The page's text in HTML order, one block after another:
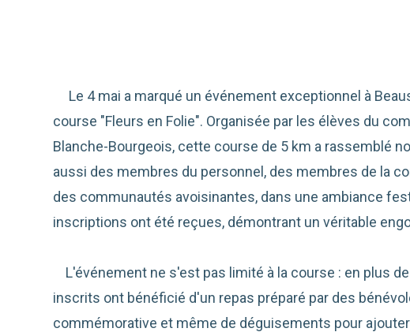
Le 4 mai a marqué un événement exceptionnel à
course "Fleurs en Folie". Organisée par les élèves du
Blanche-Bourgeois, cette course de 5 km a rassemblé
aussi des membres du personnel, des membres de la
des communautés avoisinantes, dans une ambiance
inscriptions ont été reçues, démontrant un véritable
L'événement ne s'est pas limité à la course : en plus
inscrits ont bénéficié d'un repas préparé par des
commémorative et même de déguisements pour